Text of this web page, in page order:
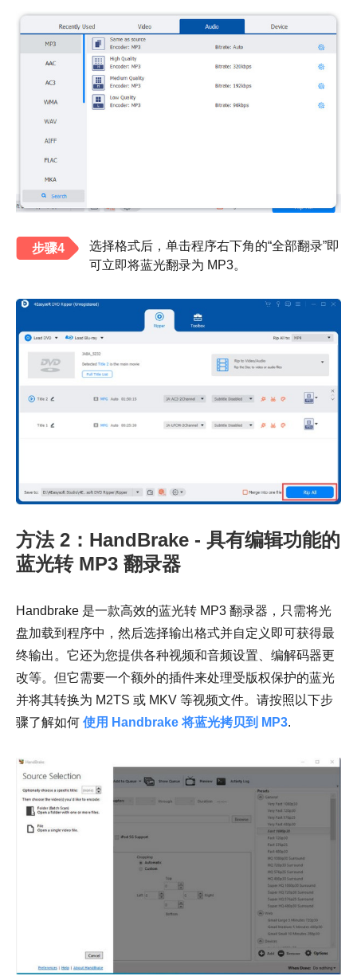
步骤4
选择格式后，单击程序右下角的“全部翻录”即
可立即将蓝光翻录为 MP3。
方法 2：HandBrake - 具有编辑功能的
蓝光转 MP3 翻录器
Handbrake 是一款高效的蓝光转 MP3 翻录器，只需将光
盘加载到程序中，然后选择输出格式并自定义即可获得最
终输出。它还为您提供各种视频和音频设置、编解码器更
改等。但它需要一个额外的插件来处理受版权保护的蓝光
并将其转换为 M2TS 或 MKV 等视频文件。请按照以下步
骤了解如何 使用 Handbrake 将蓝光拷贝到 MP3.